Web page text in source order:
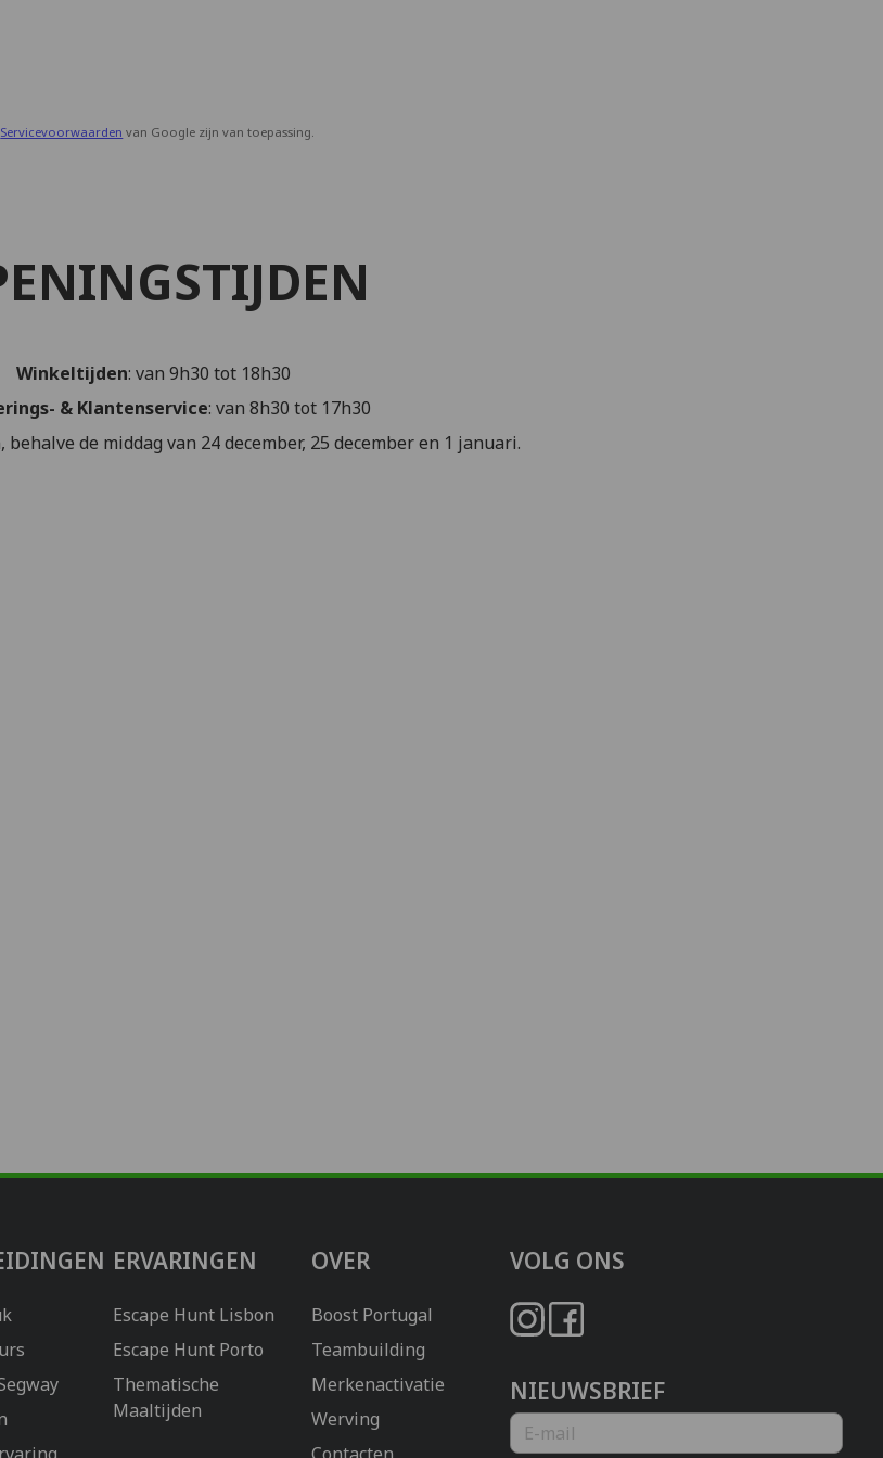
Servicevoorwaarden van Google zijn van toepassing.
Winkeltijden: van 9h30 tot 18h30
& Klantenservice: van 8h30 tot 17h30
behalve de middag van 24 december, 25 december en 1 januari.
ERVARINGEN
Escape Hunt Lisbon
Escape Hunt Porto
Thematische
Maaltijden
OVER
Boost Portugal
Teambuilding
Merkenactivatie
Werving
Contacten
VOLG ONS
NIEUWSBRIEF